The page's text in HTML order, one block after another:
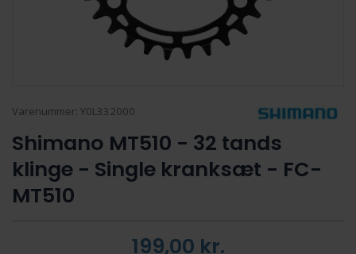
Varenummer: Y0L332000
Shimano MT510 - 32 tands
klinge - Single kranksæt - FC-
MT510
199,00 kr.